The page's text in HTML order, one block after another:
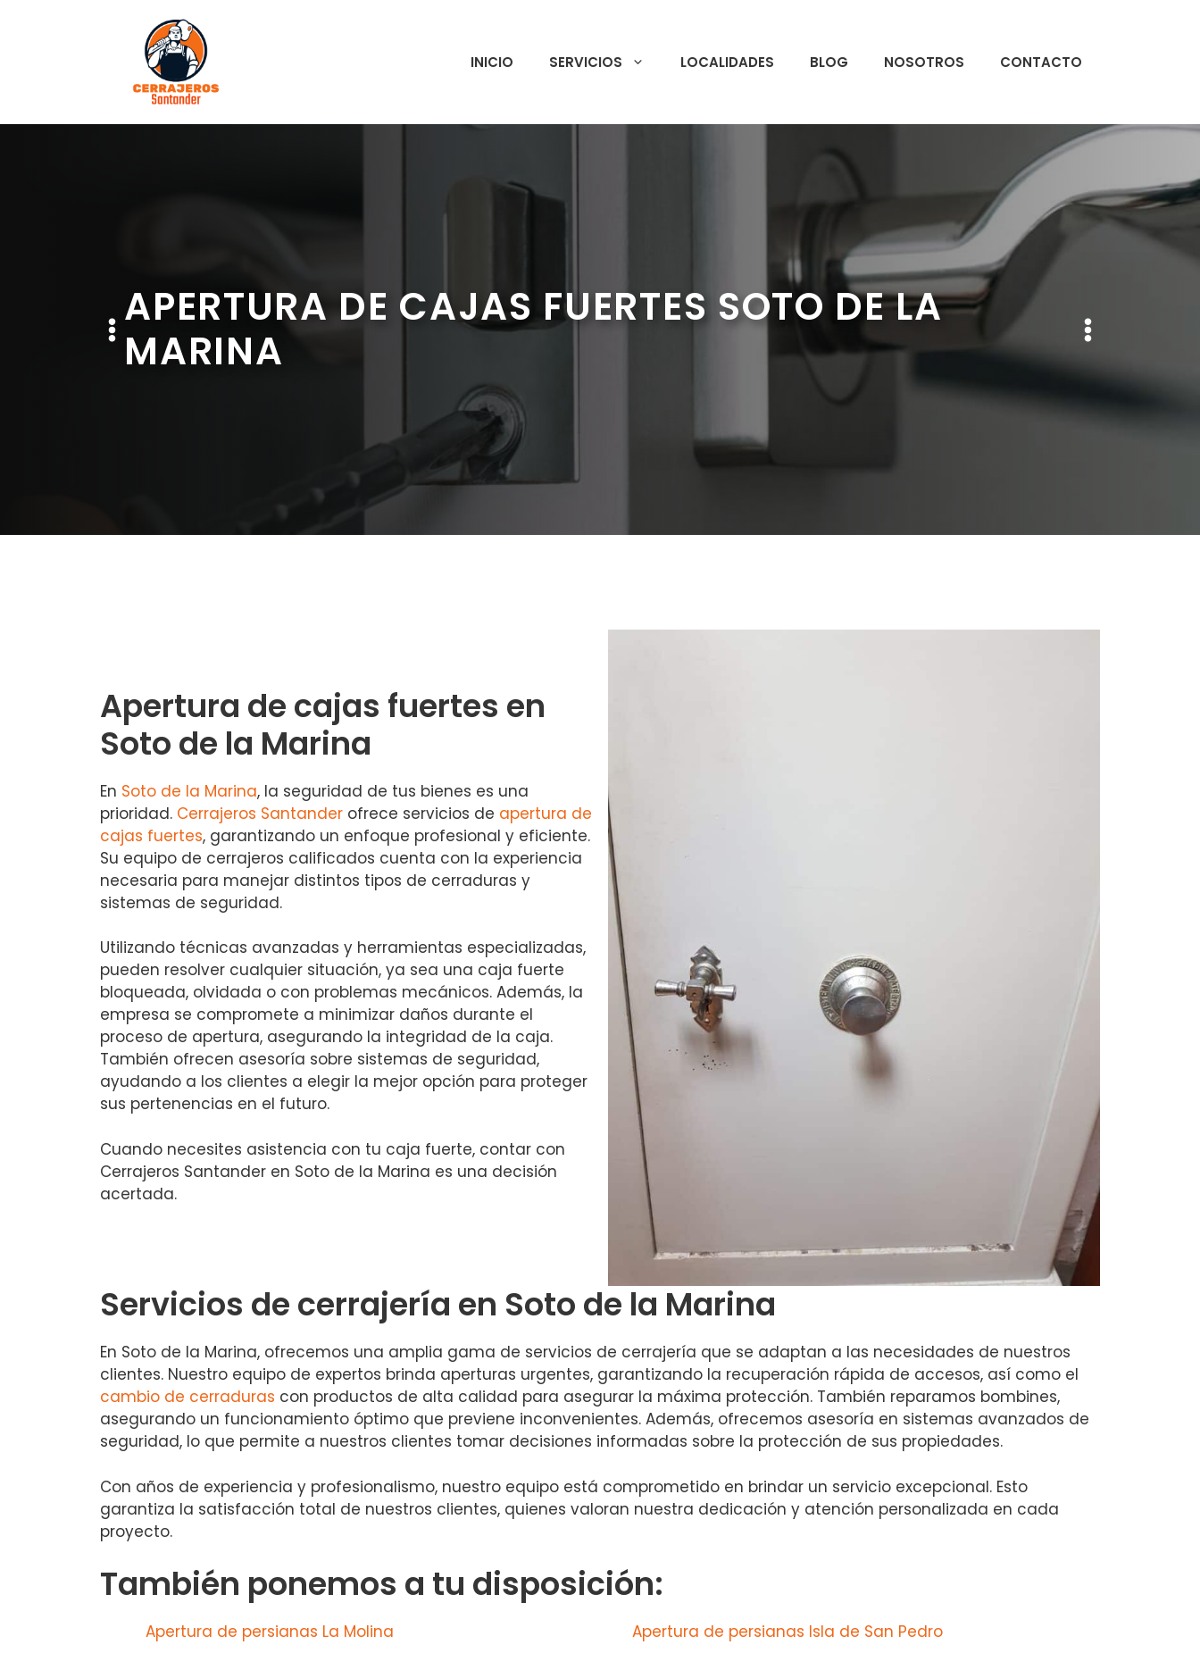
INICIO SERVICIOS LOCALIDADES BLOG NOSOTROS CONTACTO
APERTURA DE CAJAS FUERTES SOTO DE LA
MARINA
Apertura de cajas fuertes en
Soto de la Marina
En Soto de la Marina, la seguridad de tus bienes es una
prioridad. Cerrajeros Santander ofrece servicios de apertura de
cajas fuertes, garantizando un enfoque profesional y eficiente.
Su equipo de cerrajeros calificados cuenta con la experiencia
necesaria para manejar distintos tipos de cerraduras y
sistemas de seguridad.
Utilizando técnicas avanzadas y herramientas especializadas,
pueden resolver cualquier situación, ya sea una caja fuerte
bloqueada, olvidada o con problemas mecánicos. Además, la
empresa se compromete a minimizar daños durante el
proceso de apertura, asegurando la integridad de la caja.
También ofrecen asesoría sobre sistemas de seguridad,
ayudando a los clientes a elegir la mejor opción para proteger
sus pertenencias en el futuro.
Cuando necesites asistencia con tu caja fuerte, contar con
Cerrajeros Santander en Soto de la Marina es una decisión
acertada.
Servicios de cerrajería en Soto de la Marina
En Soto de la Marina, ofrecemos una amplia gama de servicios de cerrajería que se adaptan a las necesidades de nuestros
clientes. Nuestro equipo de expertos brinda aperturas urgentes, garantizando la recuperación rápida de accesos, así como el
cambio de cerraduras con productos de alta calidad para asegurar la máxima protección. También reparamos bombines,
asegurando un funcionamiento óptimo que previene inconvenientes. Además, ofrecemos asesoría en sistemas avanzados de
seguridad, lo que permite a nuestros clientes tomar decisiones informadas sobre la protección de sus propiedades.
Con años de experiencia y profesionalismo, nuestro equipo está comprometido en brindar un servicio excepcional. Esto
garantiza la satisfacción total de nuestros clientes, quienes valoran nuestra dedicación y atención personalizada en cada
proyecto.
También ponemos a tu disposición:
Apertura de persianas La Molina Apertura de persianas Isla de San Pedro